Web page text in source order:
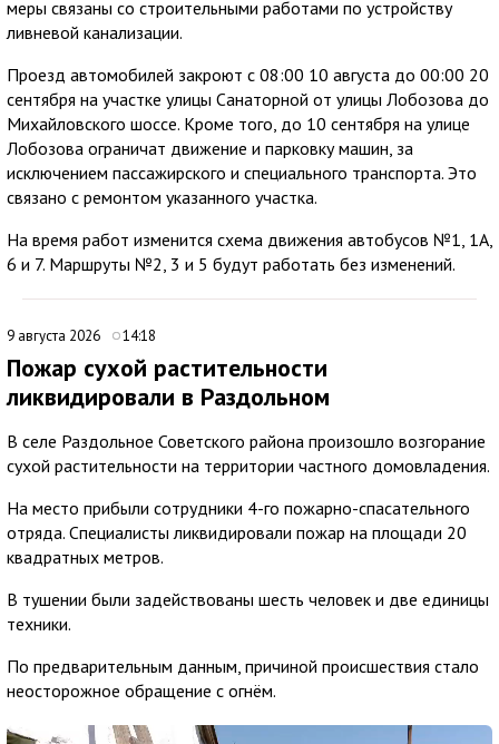
меры связаны со строительными работами по устройству
ливневой канализации.
Проезд автомобилей закроют с 08:00 10 августа до 00:00 20
сентября на участке улицы Санаторной от улицы Лобозова до
Михайловского шоссе. Кроме того, до 10 сентября на улице
Лобозова ограничат движение и парковку машин, за
исключением пассажирского и специального транспорта. Это
связано с ремонтом указанного участка.
На время работ изменится схема движения автобусов №1, 1А,
6 и 7. Маршруты №2, 3 и 5 будут работать без изменений.
9 августа 2026 14:18
Пожар сухой растительности
ликвидировали в Раздольном
В селе Раздольное Советского района произошло возгорание
сухой растительности на территории частного домовладения.
На место прибыли сотрудники 4-го пожарно-спасательного
отряда. Специалисты ликвидировали пожар на площади 20
квадратных метров.
В тушении были задействованы шесть человек и две единицы
техники.
По предварительным данным, причиной происшествия стало
неосторожное обращение с огнём.